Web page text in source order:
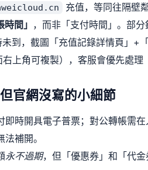
充值，等同往隔壁
間」 ，而非「支付時間」。部
到，截圖「充值記錄詳情頁」+
上角可複製），客服會優先處理
官網沒寫的小細節
即時開具電子普票；對公轉帳需
補開。
永不過期，但「優惠券」和「代